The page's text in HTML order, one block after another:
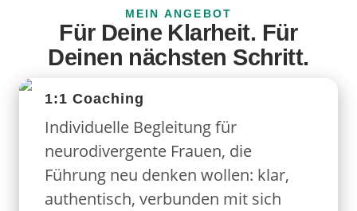
MEIN ANGEBOT
Für Deine Klarheit. Für
Deinen nächsten Schritt.
1:1 Coaching
Individuelle Begleitung für
neurodivergente Frauen, die
Führung neu denken wollen: klar,
authentisch, verbunden mit sich